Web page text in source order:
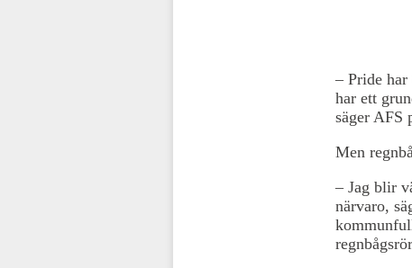
– Pride
har ett
säger AFS
Men
– Jag blir
närvaro,